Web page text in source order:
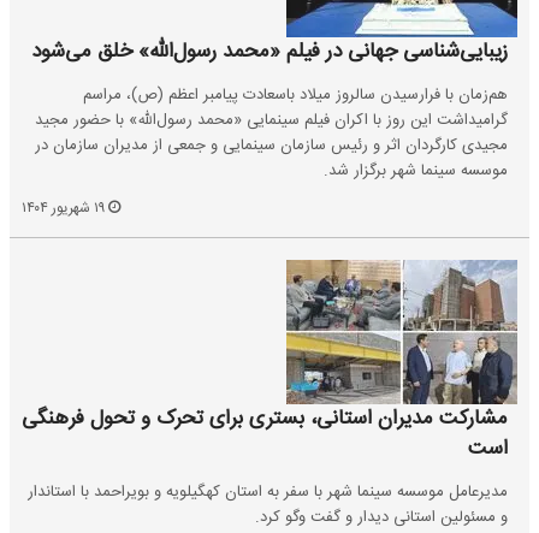
زیبایی‌شناسی جهانی در فیلم «محمد رسول‌الله» خلق می‌شود
هم‌زمان با فرارسیدن سالروز میلاد باسعادت پیامبر اعظم (ص)، مراسم
گرامیداشت این روز با اکران فیلم سینمایی «محمد رسول‌الله» با حضور مجید
مجیدی کارگردان اثر و رئیس سازمان سینمایی و جمعی از مدیران سازمان در
موسسه سینما شهر برگزار شد.
مشارکت مدیران استانی، بستری برای تحرک و تحول فرهنگی
است
مدیرعامل موسسه سینما شهر با سفر به استان کهگیلویه و بویراحمد با استاندار
و مسئولین استانی دیدار و گفت وگو کرد.